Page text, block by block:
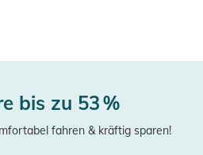
bis zu 53 %
fahren & kräftig sparen!